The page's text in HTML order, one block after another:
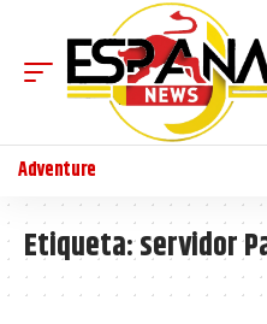
Adventure
Etiqueta:servidor